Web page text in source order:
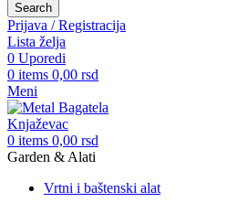
Search
Prijava / Registracija
Lista želja
0 Uporedi
0 items 0,00 rsd
Meni
0 items 0,00 rsd
Garden & Alati
Vrtni i baštenski alat